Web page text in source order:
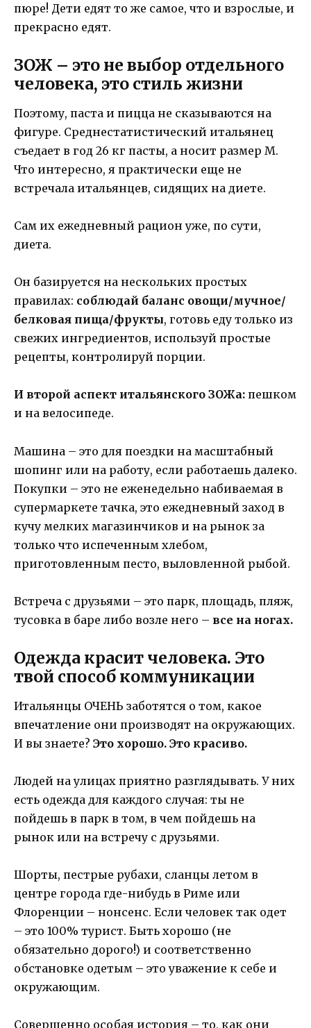
пюре! Дети едят то же самое, что и взрослые, и
прекрасно едят.
ЗОЖ – это не выбор отдельного
человека, это стиль жизни
Поэтому, паста и пицца не сказываются на
фигуре. Среднестатистический итальянец
съедает в год 26 кг пасты, а носит размер М.
Что интересно, я практически еще не
встречала итальянцев, сидящих на диете.
Сам их ежедневный рацион уже, по сути,
диета.
Он базируется на нескольких простых
правилах: соблюдай баланс овощи/мучное/
белковая пища/фрукты, готовь еду только из
свежих ингредиентов, используй простые
рецепты, контролируй порции.
И второй аспект итальянского ЗОЖа: пешком
и на велосипеде.
Машина – это для поездки на масштабный
шопинг или на работу, если работаешь далеко.
Покупки – это не еженедельно набиваемая в
супермаркете тачка, это ежедневный заход в
кучу мелких магазинчиков и на рынок за
только что испеченным хлебом,
приготовленным песто, выловленной рыбой.
Встреча с друзьями – это парк, площадь, пляж,
тусовка в баре либо возле него – все на ногах.
Одежда красит человека. Это
твой способ коммуникации
Итальянцы ОЧЕНЬ заботятся о том, какое
впечатление они производят на окружающих.
И вы знаете? Это хорошо. Это красиво.
Людей на улицах приятно разглядывать. У них
есть одежда для каждого случая: ты не
пойдешь в парк в том, в чем пойдешь на
рынок или на встречу с друзьями.
Шорты, пестрые рубахи, сланцы летом в
центре города где-нибудь в Риме или
Флоренции – нонсенс. Если человек так одет
– это 100% турист. Быть хорошо (не
обязательно дорого!) и соответственно
обстановке одетым – это уважение к себе и
окружающим.
Совершенно особая история – то, как они